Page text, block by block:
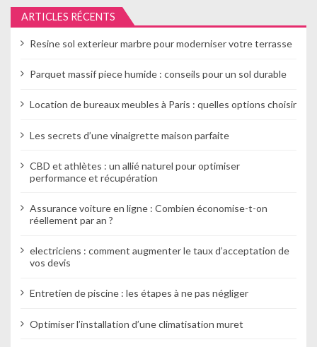
n
d
’
a
r
i
e
ARTICLES RÉCENTS
Resine sol exterieur marbre pour moderniser votre terrasse
Parquet massif piece humide : conseils pour un sol durable
Location de bureaux meubles à Paris : quelles options choisir
Les secrets d’une vinaigrette maison parfaite
CBD et athlètes : un allié naturel pour optimiser
performance et récupération
Assurance voiture en ligne : Combien économise-t-on
réellement par an ?
electriciens : comment augmenter le taux d’acceptation de
vos devis
Entretien de piscine : les étapes à ne pas négliger
Optimiser l’installation d’une climatisation muret